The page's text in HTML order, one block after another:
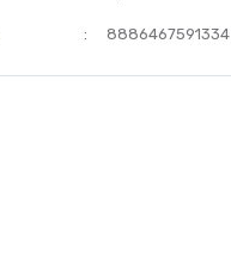
8886467591334